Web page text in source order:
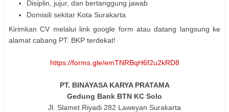
Disiplin, jujur, dan bertanggung jawab
Domisili sekitar Kota Surakarta
Kirimkan CV melalui link google form atau datang langsung ke
alamat cabang PT. BKP terdekat!
https://forms.gle/emTNRBqH6f2u2kRD8
PT. BINAYASA KARYA PRATAMA
Gedung Bank BTN KC Solo
Jl. Slamet Riyadi 282 Laweyan Surakarta